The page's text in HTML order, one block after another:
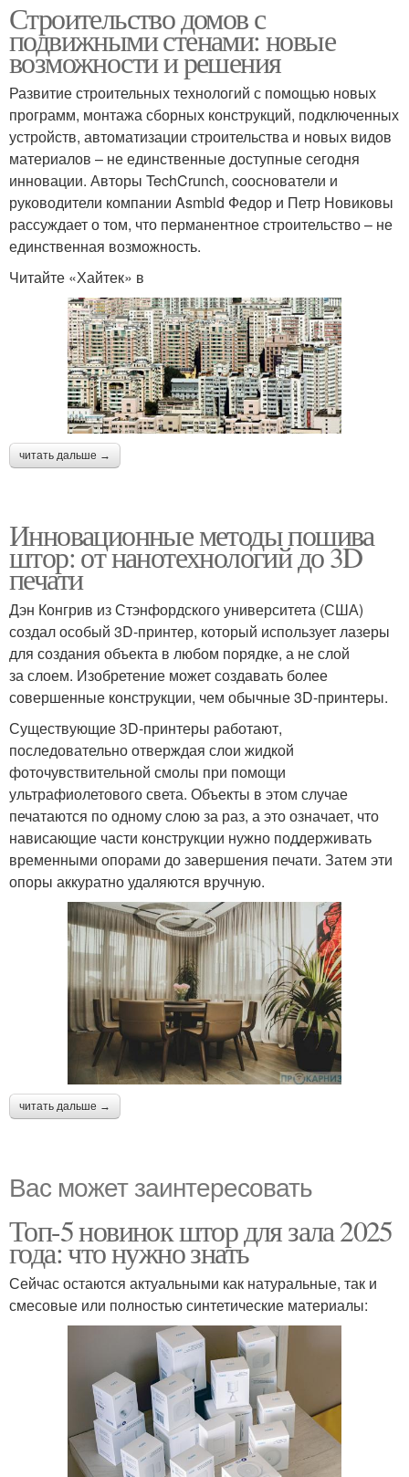
Строительство домов с
подвижными стенами: новые
возможности и решения
Развитие строительных технологий с помощью новых
программ, монтажа сборных конструкций, подключенных
устройств, автоматизации строительства и новых видов
материалов – не единственные доступные сегодня
инновации. Авторы TechCrunch, cооснователи и
руководители компании Asmbld Федор и Петр Новиковы
рассуждает о том, что перманентное строительство – не
единственная возможность.
Читайте «Хайтек» в
читать дальше →
Инновационные методы пошива
штор: от нанотехнологий до 3D
печати
Дэн Конгрив из Стэнфордского университета (США)
создал особый 3D-принтер, который использует лазеры
для создания объекта в любом порядке, а не слой
за слоем. Изобретение может создавать более
совершенные конструкции, чем обычные 3D-принтеры.
Существующие 3D-принтеры работают,
последовательно отверждая слои жидкой
фоточувствительной смолы при помощи
ультрафиолетового света. Объекты в этом случае
печатаются по одному слою за раз, а это означает, что
нависающие части конструкции нужно поддерживать
временными опорами до завершения печати. Затем эти
опоры аккуратно удаляются вручную.
читать дальше →
Вас может заинтересовать
Топ-5 новинок штор для зала 2025
года: что нужно знать
Сейчас остаются актуальными как натуральные, так и
смесовые или полностью синтетические материалы: